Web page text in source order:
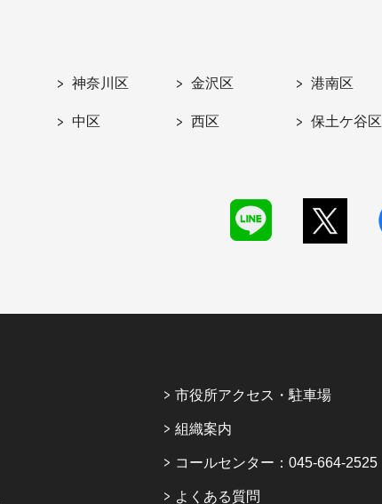
神奈川区 金沢区 港南区
中区 西区 保土ケ谷区
市役所アクセス・駐車場
組織案内
コールセンター：045-664-2525
よくある質問